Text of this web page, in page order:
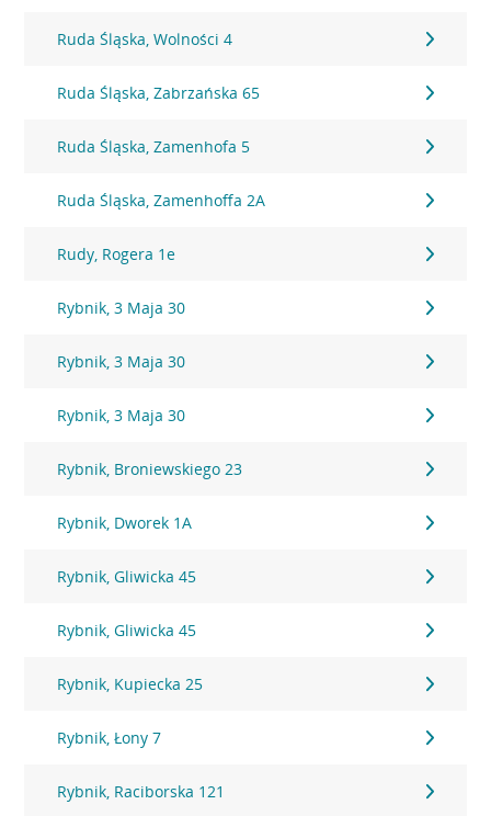
Ruda Śląska, Wolności 4
Ruda Śląska, Zabrzańska 65
Ruda Śląska, Zamenhofa 5
Ruda Śląska, Zamenhoffa 2A
Rudy, Rogera 1e
Rybnik, 3 Maja 30
Rybnik, 3 Maja 30
Rybnik, 3 Maja 30
Rybnik, Broniewskiego 23
Rybnik, Dworek 1A
Rybnik, Gliwicka 45
Rybnik, Gliwicka 45
Rybnik, Kupiecka 25
Rybnik, Łony 7
Rybnik, Raciborska 121